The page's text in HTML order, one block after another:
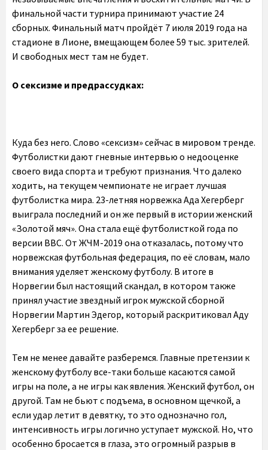
финальной части турнира принимают участие 24
сборных. Финальный матч пройдёт 7 июля 2019 года на
стадионе в Лионе, вмещающем более 59 тыс. зрителей.
И свободных мест там не будет.
О сексизме и предрассудках:
Куда без него. Слово «сексизм» сейчас в мировом тренде.
Футболистки дают гневные интервью о недооценке
своего вида спорта и требуют признания. Что далеко
ходить, на текущем чемпионате не играет лучшая
футболистка мира. 23-летняя норвежка Ада Хегерберг
выиграла последний и он же первый в истории женский
«Золотой мяч». Она стала ещё футболисткой года по
версии BBC. От ЖЧМ-2019 она отказалась, потому что
норвежская футбольная федерация, по её словам, мало
внимания уделяет женскому футболу. В итоге в
Норвегии был настоящий скандал, в котором также
принял участие звездный игрок мужской сборной
Норвегии Мартин Эдегор, который раскритиковал Аду
Хегерберг за ее решение.
Тем не менее давайте разберемся. Главные претензии к
женскому футболу все-таки больше касаются самой
игры на поле, а не игры как явления. Женский футбол, он
другой. Там не бьют с подъема, в основном щечкой, а
если удар летит в девятку, то это однозначно гол,
интенсивность игры логично уступает мужской. Но, что
особенно бросается в глаза, это огромный разрыв в